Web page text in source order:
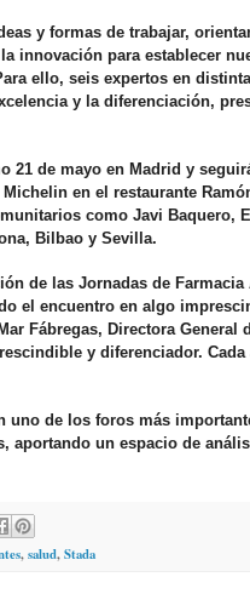
y formas de trabajar,
innovación para establecer
ello, seis expertos en
y la diferenciación,
21 de mayo en Madrid y
en el restaurante
como Javi Baquero,
Bilbao y Sevilla.
de las Jornadas de
el encuentro en algo
Fábregas, Directora General
y diferenciador.
uno de los foros más
aportando un espacio de
,salud,Stada